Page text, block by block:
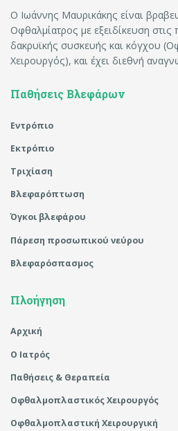
Ο Ιωάννης Μαυρικάκης είναι
Οφθαλμίατρος με εξειδίκευση
δακρυϊκής συσκευής και κόγχου
Χειρουργός), και έχει διεθνή
Παθήσεις Βλεφάρων
Εντρόπιο
Εκτρόπιο
Τριχίαση
Βλεφαρόπτωση
Όγκοι βλεφάρου
Πάρεση προσωπικού νεύρου
Βλεφαρόσπασμος
Πλοήγηση
Αρχική
Ο Ιατρός
Παθήσεις & Θεραπεία
Οφθαλμοπλαστικός Χειρουργός
Οφθαλμοπλαστική Χειρουργική